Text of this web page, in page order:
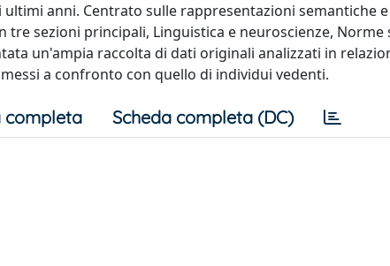
anni. Centrato sulle rappresentazioni semantiche
tre sezioni principali, Linguistica e neuroscienze,
un'ampia raccolta di dati originali analizzati in
a confronto con quello di individui vedenti.
completa Scheda completa (DC)